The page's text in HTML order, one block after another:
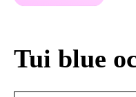
Tui blue